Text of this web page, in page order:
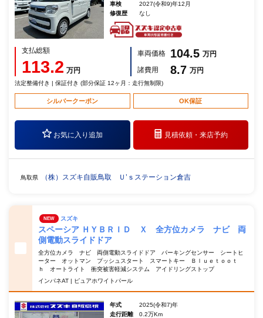
車検
2027(令和9)年12月
修復歴
なし
支払総額
113.2 万円
車両価格 104.5 万円
諸費用
8.7 万円
法定整備付き | 保証付き (部分保証 12ヶ月：走行無制限)
シルバークーポン OK保証
お気に入り追加 見積依頼・来店予約
鳥取県 （株）スズキ自販鳥取 Ｕ’ｓステーション倉吉
NEW スズキ
スペーシア ＨＹＢＲＩＤ Ｘ 全方位カメラ ナビ 両
側電動スライドドア
全方位カメラ ナビ 両側電動スライドドア パーキングセンサー シートヒ
ーター オットマン プッシュスタート スマートキー Ｂｌｕｅｔｏｏｔ
ｈ オートライト 衝突被害軽減システム アイドリングストップ
インパネAT | ピュアホワイトパール
年式
2025(令和7)年
走行距離
0.2万Km